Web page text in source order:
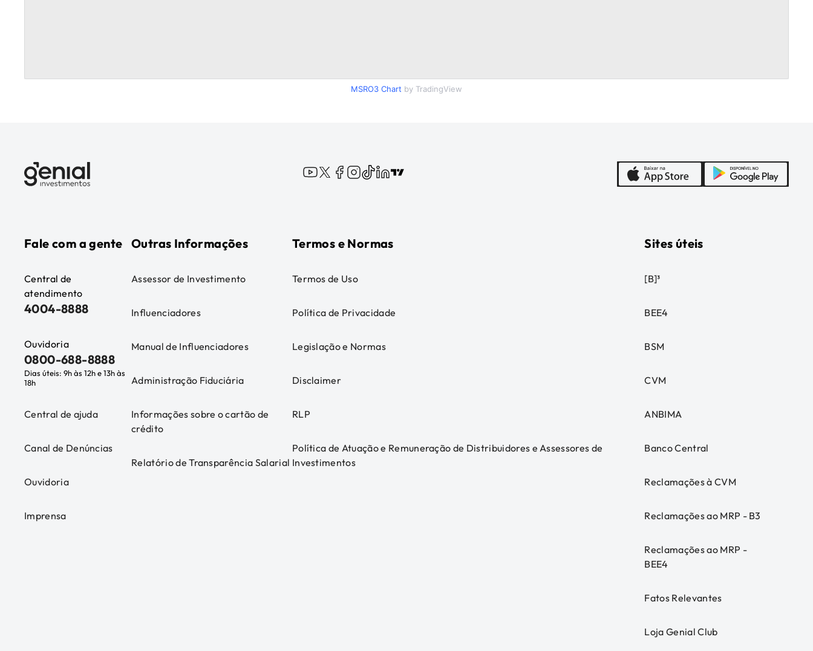
MSRO3 Chart by TradingView
Fale com a gente
Central de
atendimento
4004-8888
Ouvidoria
0800-688-8888
Dias úteis: 9h às 12h e 13h às
18h
Central de ajuda
Canal de Denúncias
Ouvidoria
Imprensa
Outras Informações
Assessor de Investimento
Influenciadores
Manual de Influenciadores
Administração Fiduciária
Informações sobre o cartão de
crédito
Relatório de Transparência Salarial
Termos e Normas
Termos de Uso
Política de Privacidade
Legislação e Normas
Disclaimer
RLP
Política de Atuação e Remuneração de Distribuidores e Assessores de
Investimentos
Sites úteis
[B]³
BEE4
BSM
CVM
ANBIMA
Banco Central
Reclamações à CVM
Reclamações ao MRP - B3
Reclamações ao MRP -
BEE4
Fatos Relevantes
Loja Genial Club